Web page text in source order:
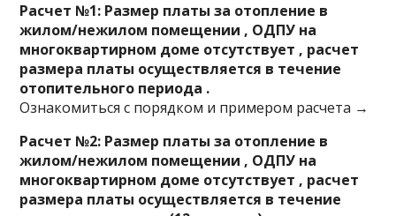
Расчет №1: Размер платы за отопление в
жилом/нежилом помещении , ОДПУ на
многоквартирном доме отсутствует , расчет
размера платы осуществляется в течение
отопительного периода .
Ознакомиться с порядком и примером расчета →
Расчет №2: Размер платы за отопление в
жилом/нежилом помещении , ОДПУ на
многоквартирном доме отсутствует , расчет
размера платы осуществляется в течение